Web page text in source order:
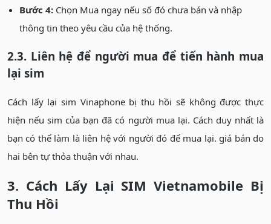
Bước 4: Chọn Mua ngay nếu số đó chưa bán và nhập
thông tin theo yêu cầu của hệ thống.
2.3. Liên hệ để người mua để tiến hành mua
lại sim
Cách lấy lại sim Vinaphone bị thu hồi sẽ không được thực
hiện nếu sim của bạn đã có người mua lại. Cách duy nhất là
bạn có thể làm là liên hệ với người đó để mua lại. giá bán do
hai bên tự thỏa thuận với nhau.
3. Cách Lấy Lại SIM Vietnamobile Bị
Thu Hồi